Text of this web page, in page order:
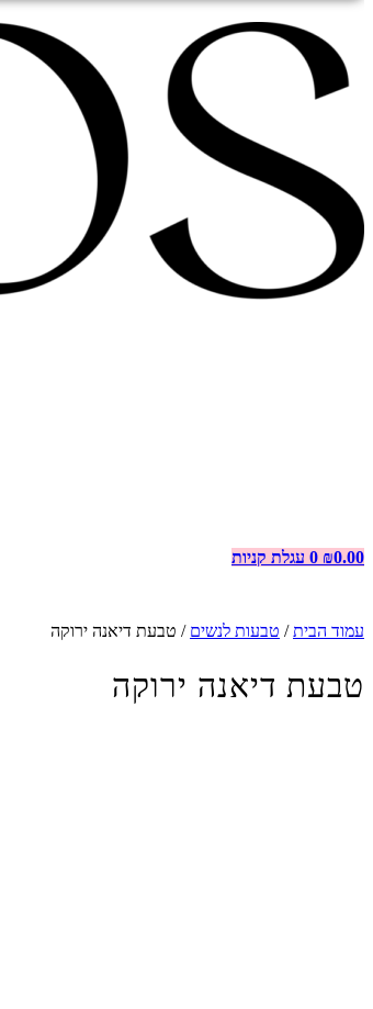
₪0.00
0 עגלת קניות
עמוד הבית/ טבעות לנשים / טבעת דיאנה ירוקה
טבעת דיאנה ירוקה